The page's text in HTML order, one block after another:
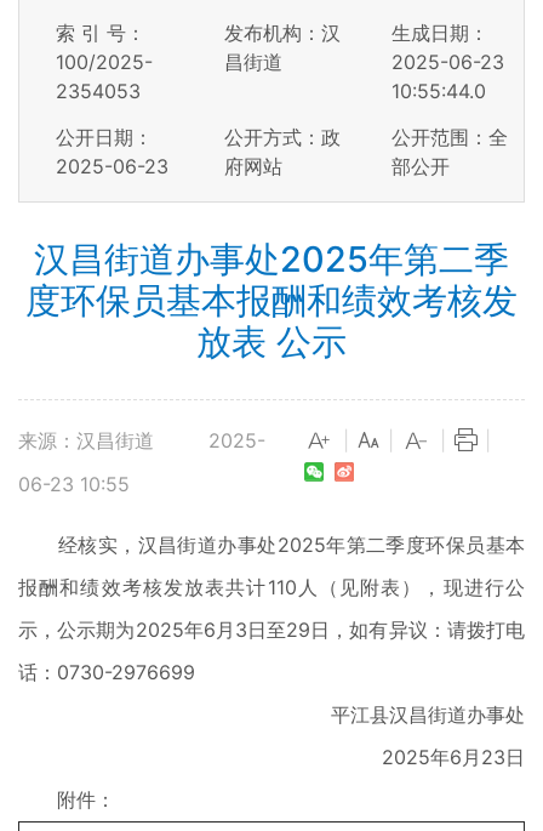
索 引 号：
100/2025-
2354053
发布机构：汉
昌街道
生成日期：
2025-06-23
10:55:44.0
公开日期：
2025-06-23
公开方式：政
府网站
公开范围：全
部公开
汉昌街道办事处2025年第二季
度环保员基本报酬和绩效考核发
放表 公示
来源：汉昌街道
2025-
06-23 10:55
经核实，汉昌街道办事处2025年第二季度环保员基本
报酬和绩效考核发放表共计110人（见附表），现进行公
示，公示期为2025年6月3日至29日，如有异议：请拨打电
话：0730-2976699
平江县汉昌街道办事处
2025年6月23日
附件：